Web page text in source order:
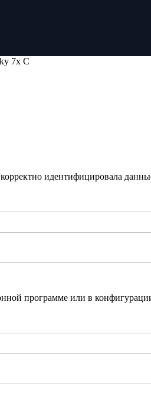
7x C
идентифицировала
программе или в